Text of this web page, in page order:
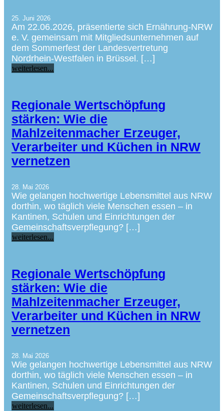
25. Juni 2026
Am 22.06.2026, präsentierte sich Ernährung-NRW
e. V. gemeinsam mit Mitgliedsunternehmen auf
dem Sommerfest der Landesvertretung
Nordrhein-Westfalen in Brüssel. […]
weiterlesen...
Regionale Wertschöpfung
stärken: Wie die
Mahlzeitenmacher Erzeuger,
Verarbeiter und Küchen in NRW
vernetzen
28. Mai 2026
Wie gelangen hochwertige Lebensmittel aus NRW
dorthin, wo täglich viele Menschen essen – in
Kantinen, Schulen und Einrichtungen der
Gemeinschaftsverpflegung? […]
weiterlesen...
Regionale Wertschöpfung
stärken: Wie die
Mahlzeitenmacher Erzeuger,
Verarbeiter und Küchen in NRW
vernetzen
28. Mai 2026
Wie gelangen hochwertige Lebensmittel aus NRW
dorthin, wo täglich viele Menschen essen – in
Kantinen, Schulen und Einrichtungen der
Gemeinschaftsverpflegung? […]
weiterlesen...